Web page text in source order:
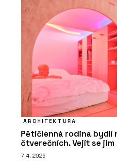
ARCHITEKTURA
Pětičlenná rodina bydlí
čtverečních. Vejít se
7. 4. 2026